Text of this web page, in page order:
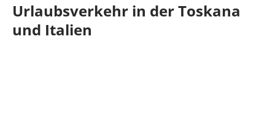
Urlaubsverkehr in der Toskana
und Italien